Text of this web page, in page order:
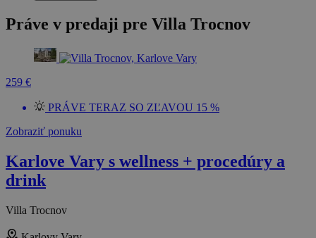
Práve v predaji pre Villa Trocnov
259 €
PRÁVE TERAZ SO ZĽAVOU 15 %
Zobraziť ponuku
Karlove Vary s wellness + procedúry a
drink
Villa Trocnov